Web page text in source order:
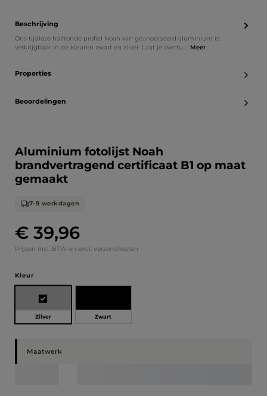
Beschrijving
Ons tijdloze halfronde profiel Noah van geanodiseerd aluminium is
verkrijgbaar in de kleuren zwart en zilver. Laat je overtu… Meer
Properties
Beoordelingen
Aluminium fotolijst Noah
brandvertragend certificaat B1 op maat
gemaakt
Normale prijs:
€ 39,96
Prijzen incl. BTW en excl. verzendkosten
7-9 werkdagen
Selecteer
Kleur
Zilver Zwart
Maatwerk